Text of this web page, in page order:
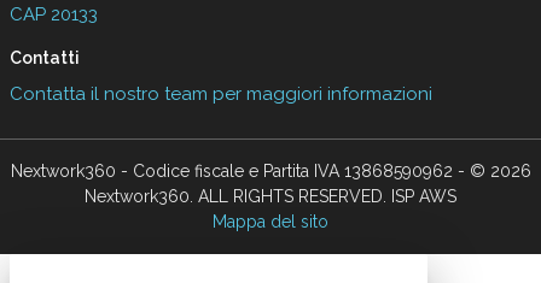
CAP 20133
Contatti
Contatta il nostro team per maggiori informazioni
Nextwork360 - Codice fiscale e Partita IVA 13868590962 - © 2026
Nextwork360. ALL RIGHTS RESERVED. ISP AWS
Mappa del sito